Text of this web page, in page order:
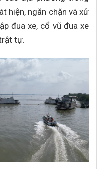
hiện, ngăn chặn và xử
đua xe, cổ vũ đua xe
tự.